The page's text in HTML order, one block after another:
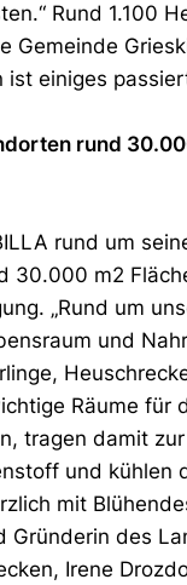
Rund 1.100
Gemeinde
ist einiges
rund
rund um
30.000 m2
„Rund um
und
Räume für
tragen damit
und kühlen
mit
Gründerin des
Irene